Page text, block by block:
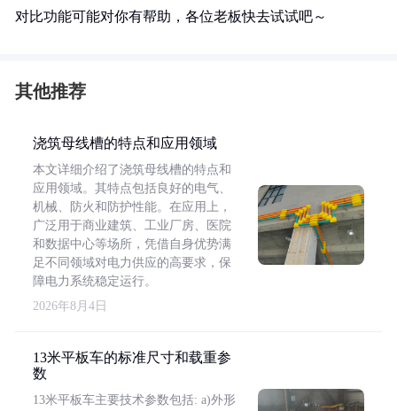
对比功能可能对你有帮助，各位老板快去试试吧～
其他推荐
浇筑母线槽的特点和应用领域
本文详细介绍了浇筑母线槽的特点和
应用领域。其特点包括良好的电气、
机械、防火和防护性能。在应用上，
广泛用于商业建筑、工业厂房、医院
和数据中心等场所，凭借自身优势满
足不同领域对电力供应的高要求，保
障电力系统稳定运行。
2026年8月4日
13米平板车的标准尺寸和载重参
数
13米平板车主要技术参数包括: a)外形